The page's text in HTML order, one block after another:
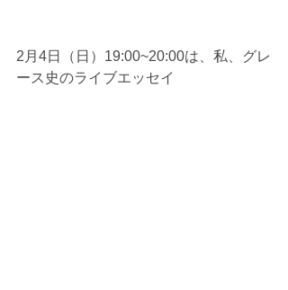
2月4日（日）19:00~20:00は、私、グレ
ース史のライブエッセイ